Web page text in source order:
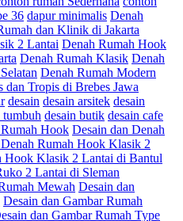
36 dapur minimalis Denah
dan Klinik di Jakarta
2 Lantai Denah Rumah Hook
Denah Rumah Klasik Denah
Denah Rumah Modern
Tropis di Brebes Jawa
desain desain arsitek desain
tumbuh desain butik desain cafe
Hook Desain dan Denah
Rumah Hook Klasik 2
Hook Klasik 2 Lantai di Bantul
2 Lantai di Sleman
Mewah Desain dan
Desain dan Gambar Rumah
dan Gambar Rumah Type